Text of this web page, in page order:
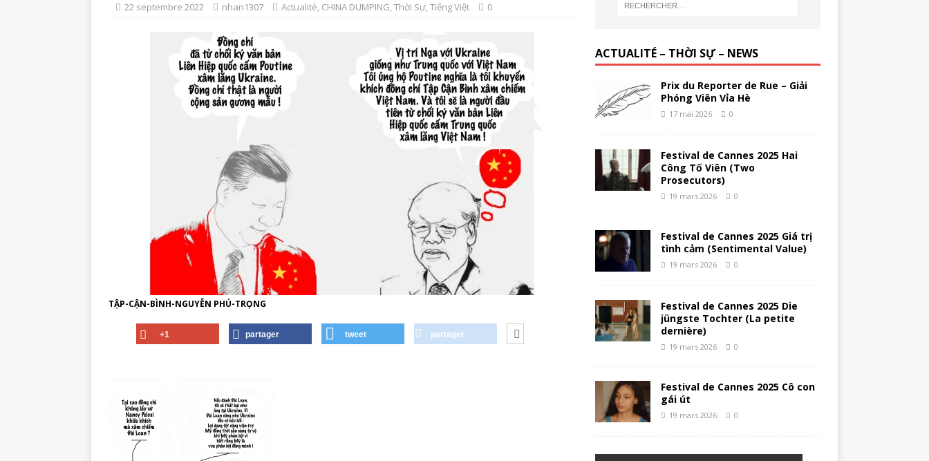
22 septembre 2022 nhan1307 Actualité, CHINA DUMPING,Thời Sự,Tiếng Việt 0
TẬP-CẬN-BÌNH-NGUYỄN PHÚ-TRỌNG
+1 partager tweet partager
ACTUALITÉ – THỜI SỰ – NEWS
Prix du Reporter de Rue – Giải
Phóng Viên Vỉa Hè
17 mai 2026 0
Festival de Cannes 2025 Hai
Công Tố Viên (Two
Prosecutors)
19 mars 2026 0
Festival de Cannes 2025 Giá trị
tình cảm (Sentimental Value)
19 mars 2026 0
Festival de Cannes 2025 Die
jüngste Tochter (La petite
dernière)
19 mars 2026 0
Festival de Cannes 2025 Cô con
gái út
19 mars 2026 0